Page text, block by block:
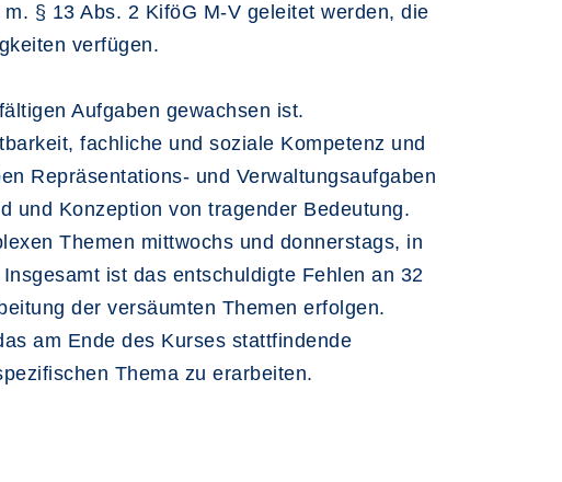
§ 13 Abs. 2 KiföG M-V geleitet werden, die
verfügen.
Aufgaben gewachsen ist.
fachliche und soziale Kompetenz und
Repräsentations- und Verwaltungsaufgaben
und Konzeption von tragender Bedeutung.
Themen mittwochs und donnerstags, in
ist das entschuldigte Fehlen an 32
der versäumten Themen erfolgen.
am Ende des Kurses stattfindende
Thema zu erarbeiten.